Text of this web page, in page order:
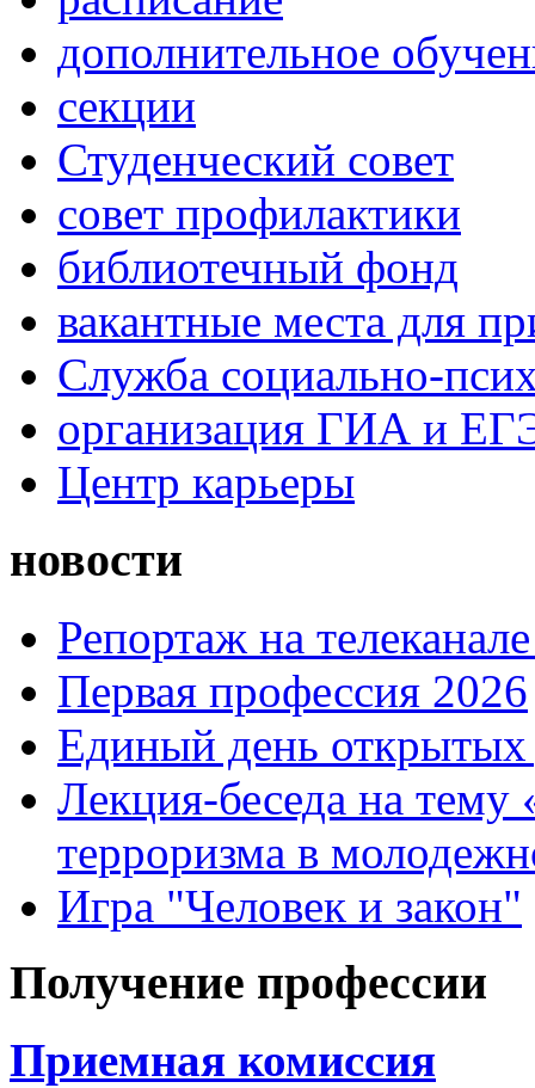
дополнительное
секции
Студенческий совет
совет профилактики
библиотечный фонд
вакантные места для
Служба социально-
организация ГИА и
Центр карьеры
новости
Репортаж на
Первая профессия 2026
Единый день открытых
Лекция-беседа на тему
терроризма в
Игра "Человек и закон"
Получение профессии
Приемная комиссия